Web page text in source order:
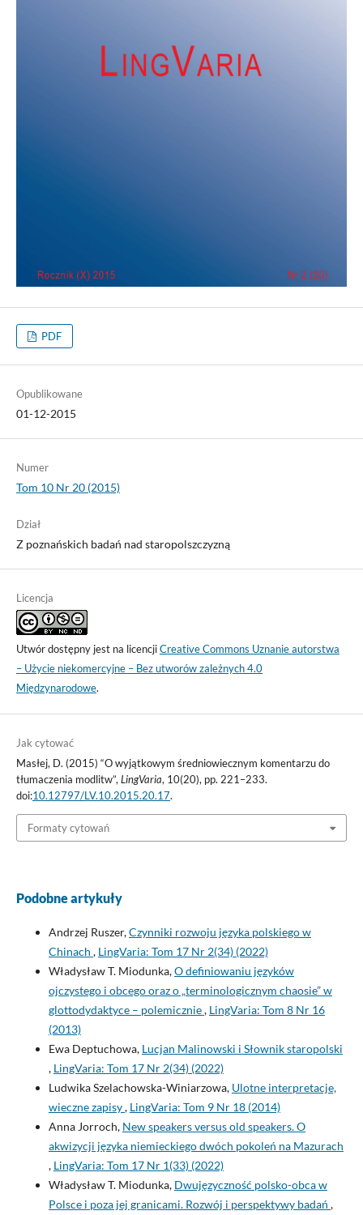
PDF
Opublikowane
01-12-2015
Numer
Tom 10 Nr 20 (2015)
Dział
Z poznańskich badań nad staropolszczyzną
Licencja
Utwór dostępny jest na licencjiCreative Commons Uznanie autorstwa
– Użycie niekomercyjne – Bez utworów zależnych 4.0
Międzynarodowe.
Jak cytować
Masłej, D. (2015) “O wyjątkowym średniowiecznym komentarzu do
tłumaczenia modlitw”, LingVaria, 10(20), pp. 221–233.
doi:10.12797/LV.10.2015.20.17.
Formaty cytowań
Podobne artykuły
Andrzej Ruszer,Czynniki rozwoju języka polskiego w
Chinach , LingVaria: Tom 17 Nr 2(34) (2022)
Władysław T. Miodunka,O definiowaniu języków
ojczystego i obcego oraz o „terminologicznym chaosie” w
glottodydaktyce – polemicznie, LingVaria: Tom 8 Nr 16
(2013)
Ewa Deptuchowa, Lucjan Malinowski i Słownik staropolski
, LingVaria: Tom 17 Nr 2(34) (2022)
Ludwika Szelachowska-Winiarzowa, Ulotne interpretacje,
wieczne zapisy, LingVaria: Tom 9 Nr 18 (2014)
Anna Jorroch, New speakers versus old speakers. O
akwizycji języka niemieckiego dwóch pokoleń na Mazurach
, LingVaria: Tom 17 Nr 1(33) (2022)
Władysław T. Miodunka, Dwujęzyczność polsko-obca w
Polsce i poza jej granicami. Rozwój i perspektywy badań ,